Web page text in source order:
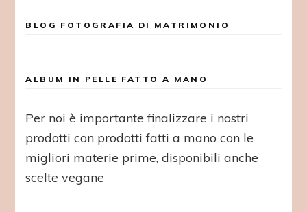
BLOG FOTOGRAFIA DI MATRIMONIO
ALBUM IN PELLE FATTO A MANO
Per noi è importante finalizzare i nostri
prodotti con prodotti fatti a mano con le
migliori materie prime, disponibili anche
scelte vegane